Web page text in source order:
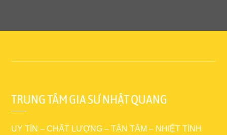
TRUNG TÂM GIA SƯ NHẬT QUANG
UY TÍN – CHẤT LƯỢNG – TẬN TÂM – NHIỆT TÌNH